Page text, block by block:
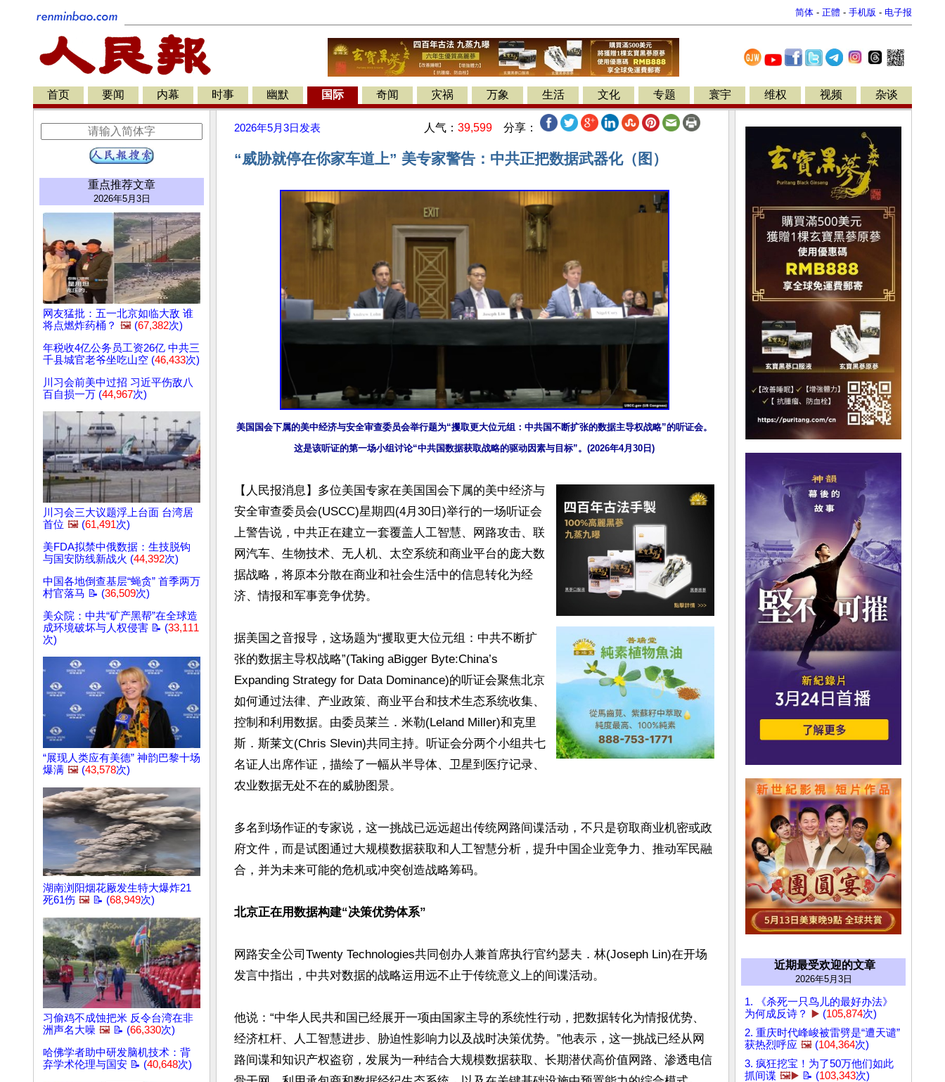
简体 - 正體 - 手机版 - 电子报
首页 要闻 内幕 时事 幽默 国际 奇闻 灾祸 万象 生活 文化 专题 寰宇 维权 视频 杂谈
重点推荐文章
2026年5月3日
网友猛批：五一北京如临大敌 谁
将点燃炸药桶？ 🖼️ (67,382次)
年税收4亿公务员工资26亿 中共三
千县城官老爷坐吃山空 (46,433次)
川习会前美中过招 习近平伤敌八
百自损一万 (44,967次)
川习会三大议题浮上台面 台湾居
首位 🖼️ (61,491次)
美FDA拟禁中俄数据：生技脱钩
与国安防线新战火 (44,392次)
中国各地倒查基层“蝇贪” 首季两万
村官落马 📝 (36,509次)
美众院：中共“矿产黑帮”在全球造
成环境破坏与人权侵害 📝 (33,111
次)
“展现人类应有美德” 神韵巴黎十场
爆满 🖼️ (43,578次)
湖南浏阳烟花厰发生特大爆炸21
死61伤 🖼️ 📝 (68,949次)
习偷鸡不成蚀把米 反令台湾在非
洲声名大噪 🖼️ 📝 (66,330次)
哈佛学者助中研发脑机技术：背
弃学术伦理与国安 📝 (40,648次)
2026年5月3日 发表 人气： 39,599 分享：
“威胁就停在你家车道上” 美专家警告：中共正把数据武器化（图）
美国国会下属的美中经济与安全审查委员会举行题为“攫取更大位元组：中共国不断扩张的数据主导权战略”的听证会。
这是该听证的第一场小组讨论“中共国数据获取战略的驱动因素与目标”。(2026年4月30日)
【人民报消息】多位美国专家在美国国会下属的美中经济与
安全审查委员会(USCC)星期四(4月30日)举行的一场听证会
上警告说，中共正在建立一套覆盖人工智慧、网路攻击、联
网汽车、生物技术、无人机、太空系统和商业平台的庞大数
据战略，将原本分散在商业和社会生活中的信息转化为经
济、情报和军事竞争优势。
据美国之音报导，这场题为“攫取更大位元组：中共不断扩
张的数据主导权战略”(Taking aBigger Byte:China’s
Expanding Strategy for Data Dominance)的听证会聚焦北京
如何通过法律、产业政策、商业平台和技术生态系统收集、
控制和利用数据。由委员莱兰．米勒(Leland Miller)和克里
斯．斯莱文(Chris Slevin)共同主持。听证会分两个小组共七
名证人出席作证，描绘了一幅从半导体、卫星到医疗记录、
农业数据无处不在的威胁图景。
多名到场作证的专家说，这一挑战已远远超出传统网路间谍活动，不只是窃取商业机密或政
府文件，而是试图通过大规模数据获取和人工智慧分析，提升中国企业竞争力、推动军民融
合，并为未来可能的危机或冲突创造战略筹码。
北京正在用数据构建“决策优势体系”
网路安全公司Twenty Technologies共同创办人兼首席执行官约瑟夫．林(Joseph Lin)在开场
发言中指出，中共对数据的战略运用远不止于传统意义上的间谍活动。
他说：“中华人民共和国已经展开一项由国家主导的系统性行动，把数据转化为情报优势、
经济杠杆、人工智慧进步、胁迫性影响力以及战时决策优势。”他表示，这一挑战已经从网
路间谍和知识产权盗窃，发展为一种结合大规模数据获取、长期潜伏高价值网路、渗透电信
近期最受欢迎的文章
2026年5月3日
1. 《杀死一只鸟儿的最好办法》
为何成反诗？
▶️ (105,874次)
2. 重庆时代峰峻被雷劈是“遭天谴”
获热烈呼应 🖼️ (104,364次)
3. 疯狂挖宝！为了50万他们如此
抓间谍 🖼️▶️ 📝 (103,343次)